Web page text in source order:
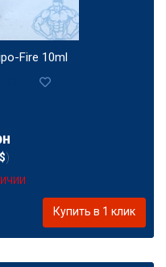
Fire 10ml
)
Купить в 1 клик